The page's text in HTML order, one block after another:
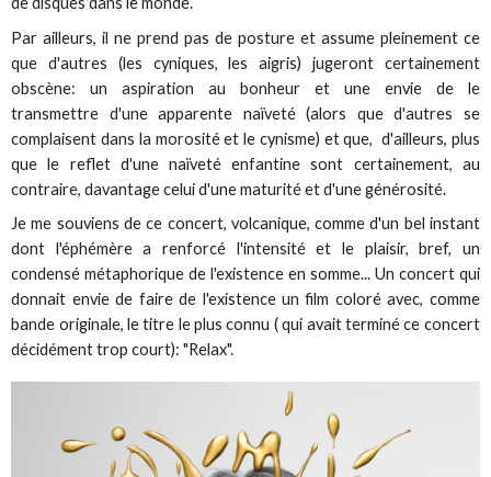
Par ailleurs, il ne prend pas de posture et assume pleinement ce
que d'autres (les cyniques, les aigris) jugeront certainement
obscène: un aspiration au bonheur et une envie de le
transmettre d'une apparente naïveté (alors que d'autres se
complaisent dans la morosité et le cynisme) et que, d'ailleurs, plus
que le reflet d'une naïveté enfantine sont certainement, au
contraire, davantage celui d'une maturité et d'une générosité.
Je me souviens de ce concert, volcanique, comme d'un bel instant
dont l'éphémère a renforcé l'intensité et le plaisir, bref, un
condensé métaphorique de l'existence en somme... Un concert qui
donnait envie de faire de l'existence un film coloré avec, comme
bande originale, le titre le plus connu ( qui avait terminé ce concert
décidément trop court): "Relax".